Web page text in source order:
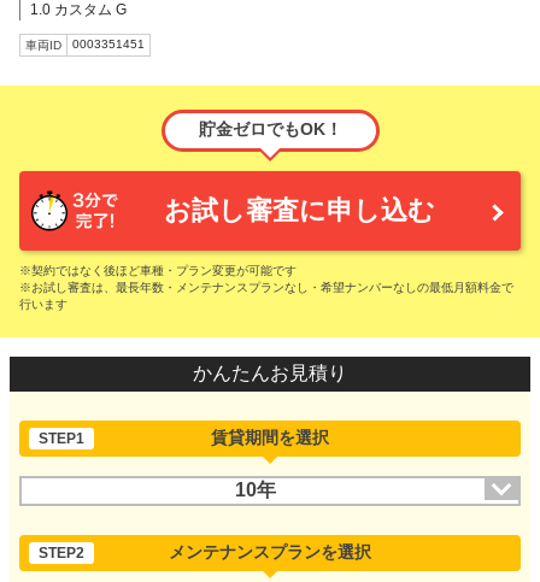
1.0 カスタム G
車両ID 0003351451
貯金ゼロでもOK！
お試し審査に申し込む
※契約ではなく後ほど車種・プラン変更が可能です
※お試し審査は、最長年数・メンテナンスプランなし・希望ナンバーなしの最低月額料金で
行います
かんたんお見積り
STEP1 賃貸期間を選択
10年
STEP2 メンテナンスプランを選択